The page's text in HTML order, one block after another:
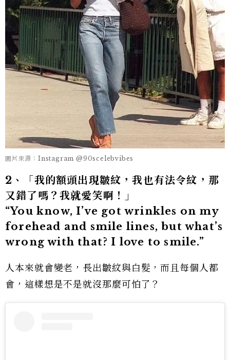
圖片來源：Instagram @90scelebvibes
2、「我的額頭出現皺紋，我也有法令紋，那
又錯了嗎？我就愛笑啊！」
“You know, I’ve got wrinkles on my
forehead and smile lines, but what’s
wrong with that? I love to smile.”
人本來就會變老，長出皺紋與白髮，而且每個人都
會，這樣想是不是就沒那麼可怕了？